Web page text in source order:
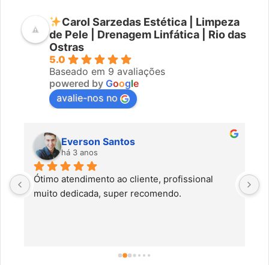
Carol Sarzedas Estética | Limpeza
de Pele | Drenagem Linfática | Rio das
Ostras
5.0
Baseado em 9 avaliações
powered by Google
avalie-nos no
Everson Santos
há 3 anos
Ótimo atendimento ao cliente, profissional
muito dedicada, super recomendo.